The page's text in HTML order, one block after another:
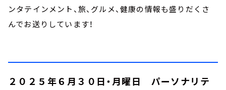
ンタテインメント、旅、グルメ、健康の情報も盛りだくさ
んでお送りしています！
２０２５年６月３０日・月曜日 パーソナリテ